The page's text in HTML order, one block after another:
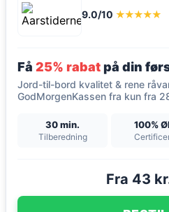
9.0/10 ★★★★★
Få 25% rabatpå din
Jord-til-bord kvalitet & rene
GodMorgenKassen fra kun fra
30 min.
Tilberedning
100%
Fra 43